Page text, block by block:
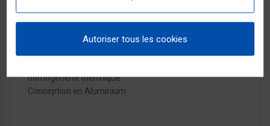
En Stock
Basse consommation en mode veille.
homogénéité thermique
Conception en Aluminium
Autoriser tous les cookies